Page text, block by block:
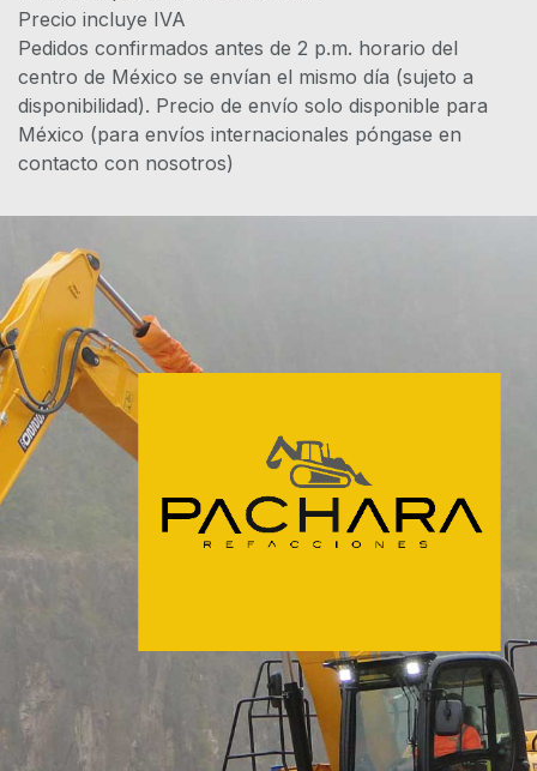
Precio incluye IVA
Pedidos confirmados antes de 2 p.m. horario del
centro de México se envían el mismo día (sujeto a
disponibilidad). Precio de envío solo disponible para
México (para envíos internacionales póngase en
contacto con nosotros)